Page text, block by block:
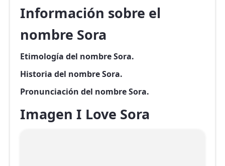
Información sobre el
nombre Sora
Etimología del nombre Sora.
Historia del nombre Sora.
Pronunciación del nombre Sora.
Imagen I Love Sora